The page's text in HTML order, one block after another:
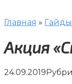
Главная » Гайды
Акция
24.09.2019